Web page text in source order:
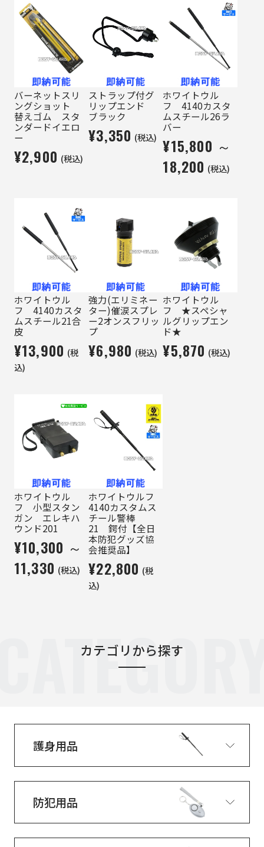
バーネットスリ
ングショット
替えゴム スタ
ンダードイエロ
ー
¥2,900 (税込)
ストラップ付グ
リップエンド
ブラック
¥3,350 (税込)
ホワイトウル
フ 4140カスタ
ムスチール26ラ
バー
¥15,800 ～
18,200 (税込)
ホワイトウル
フ 4140カスタ
ムスチール21合
皮
¥13,900 (税
込)
強力(エリミネー
ター)催涙スプレ
ー2オンスフリッ
プ
¥6,980 (税込)
ホワイトウル
フ ★スペシャ
ルグリップエン
ド★
¥5,870 (税込)
ホワイトウル
フ 小型スタン
ガン エレキハ
ウンド201
¥10,300 ～
11,330 (税込)
ホワイトウルフ
4140カスタムス
チール警棒
21 鍔付【全日
本防犯グッズ協
会推奨品】
¥22,800 (税
込)
カテゴリから探す
護身用品
防犯用品